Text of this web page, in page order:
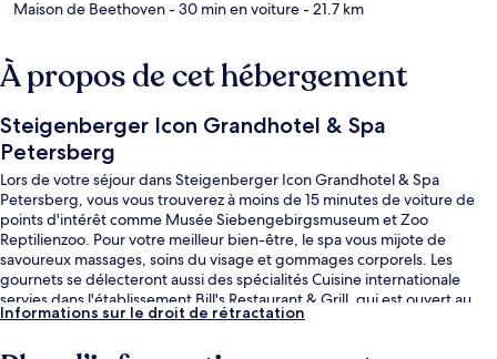
Maison de Beethoven- 30 min en voiture- 21.7 km
À propos de cet hébergement
Steigenberger Icon Grandhotel & Spa
Petersberg
Lors de votre séjour dans Steigenberger Icon Grandhotel & Spa
Petersberg, vous vous trouverez à moins de 15 minutes de voiture de
points d'intérêt comme Musée Siebengebirgsmuseum et Zoo
Reptilienzoo. Pour votre meilleur bien-être, le spa vous mijote de
savoureux massages, soins du visage et gommages corporels. Les
gournets se délecteront aussi des spécialités Cuisine internationale
servies dans l'établissement Bill's Restaurant & Grill, qui est ouvert au
moment du dîner. Cet hôtel de luxe vous fait également profiter d'une
Informations sur le droit de rétractation